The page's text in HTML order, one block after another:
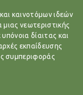
καινοτόμων ιδεών
νεωτεριστικής
δίαιτας και
εκπαίδευσης
συμπεριφοράς